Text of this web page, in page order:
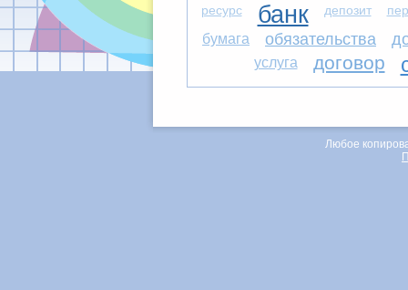
ресурс банк депозит
бумага обязательства
услуга договор
Любое